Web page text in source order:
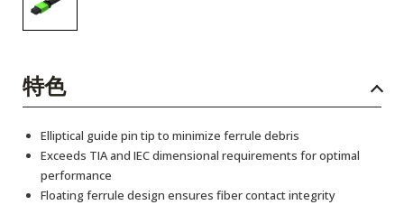
特色
Elliptical guide pin tip to minimize ferrule debris
Exceeds TIA and IEC dimensional requirements for optimal
performance
Floating ferrule design ensures fiber contact integrity